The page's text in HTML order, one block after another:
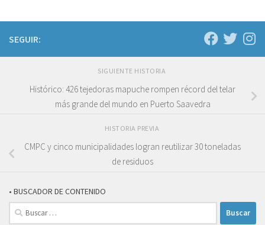
SEGUIR:
SIGUIENTE HISTORIA
Histórico: 426 tejedoras mapuche rompen récord del telar
más grande del mundo en Puerto Saavedra
HISTORIA PREVIA
CMPC y cinco municipalidades logran reutilizar 30 toneladas
de residuos
• BUSCADOR DE CONTENIDO
Buscar: